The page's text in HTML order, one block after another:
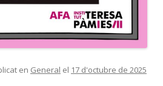
en General el 17 d'octubre de 2025